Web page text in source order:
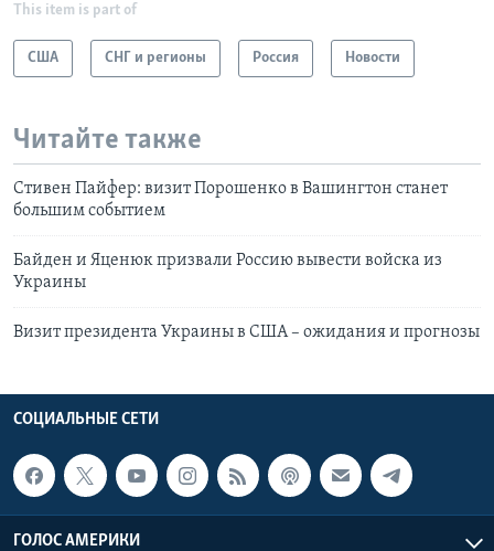
This item is part of
США СНГ и регионы Россия Новости
Читайте также
Стивен Пайфер: визит Порошенко в Вашингтон станет
большим событием
Байден и Яценюк призвали Россию вывести войска из
Украины
Визит президента Украины в США – ожидания и прогнозы
СОЦИАЛЬНЫЕ СЕТИ
ГОЛОС АМЕРИКИ